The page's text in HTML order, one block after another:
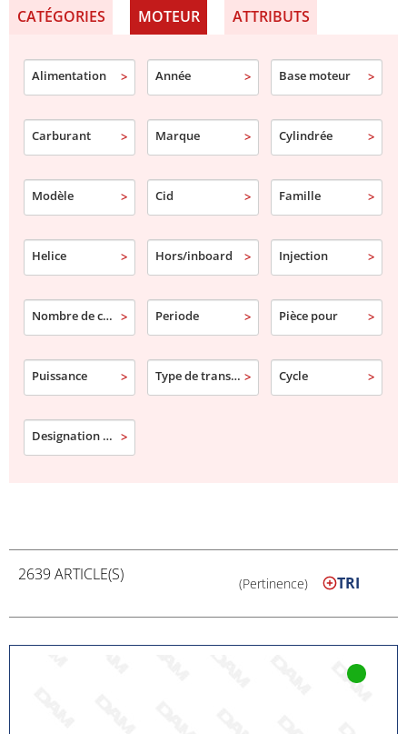
Échangeurs de chaleur et refroidisseurs d'huile
Durites de refroidissement et raccords
Thermostats et accessoires de régulation
Préservez la performance et la longévité de votre
marins robustes et fiables.
CATÉGORIES MOTEUR
Alimentation Année Base moteur
Carburant Marque Cylindrée
Modèle Cid Famille
Helice Hors/inboard Injection
Nombre de cylindre Periode Pièce pour
Puissance Type de transmission Cycle
Designation commerciale
ATTRIBUTS
2639 ARTICLE(S) (Pertinence) TRI